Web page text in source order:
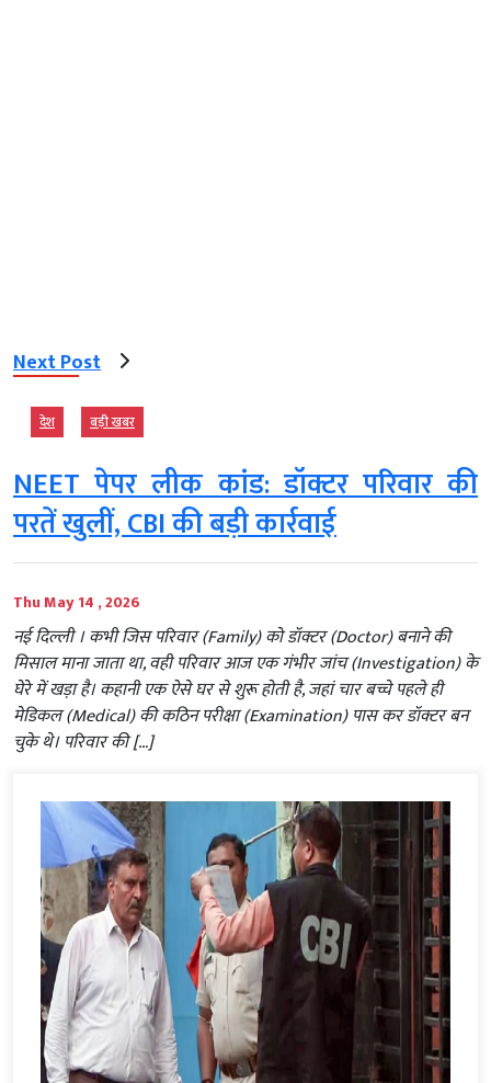
Next Post
देश बड़ी खबर
NEET पेपर लीक कांड: डॉक्टर परिवार की
परतें खुलीं, CBI की बड़ी कार्रवाई
Thu May 14 , 2026
नई दिल्ली । कभी जिस परिवार (Family) को डॉक्टर (Doctor) बनाने की
मिसाल माना जाता था, वही परिवार आज एक गंभीर जांच (Investigation) के
घेरे में खड़ा है। कहानी एक ऐसे घर से शुरू होती है, जहां चार बच्चे पहले ही
मेडिकल (Medical) की कठिन परीक्षा (Examination) पास कर डॉक्टर बन
चुके थे। परिवार की […]